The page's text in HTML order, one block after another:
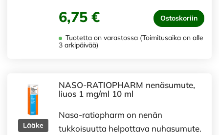
6,75 € Ostoskoriin
Tuotetta on varastossa (Toimitusaika on alle
3 arkipäivää)
Lääke
NASO-RATIOPHARM nenäsumute,
liuos 1 mg/ml 10 ml
Naso-ratiopharm on nenän
tukkoisuutta helpottava nuhasumute.